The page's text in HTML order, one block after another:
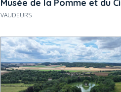
Musée de la Pomme et du
VAUDEURS